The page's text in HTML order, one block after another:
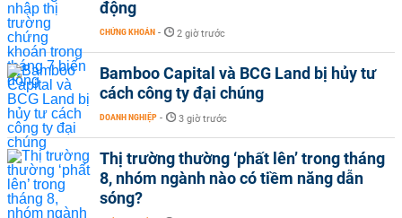
động
CHỨNG KHOÁN - 2 giờ trước
Bamboo Capital và BCG Land bị hủy tư
cách công ty đại chúng
DOANH NGHIỆP - 3 giờ trước
Thị trường thường ‘phất lên’ trong tháng
8, nhóm ngành nào có tiềm năng dẫn
sóng?